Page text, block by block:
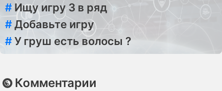
# Ищу игру 3 в ряд
#Добавьте игру
#У груш есть волосы ?
Комментарии